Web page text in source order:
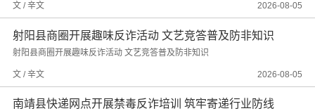
文 / 辛文 2026-08-05
射阳县商圈开展趣味反诈活动 文艺竞答普及防非知识
射阳县商圈开展趣味反诈活动 文艺竞答普及防非知识
文 / 辛文 2026-08-05
南靖县快递网点开展禁毒反诈培训 筑牢寄递行业防线